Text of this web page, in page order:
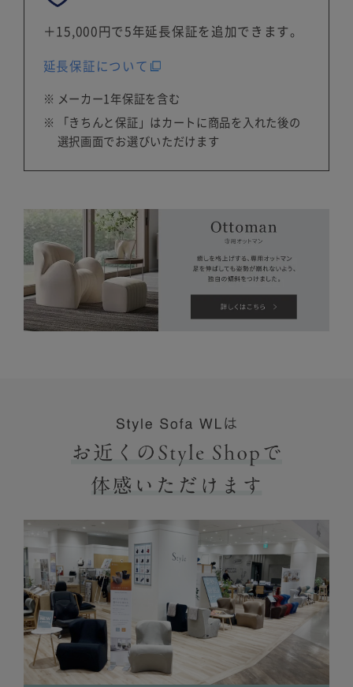
＋15,000円で5年延長保証を追加できます。
延長保証について
メーカー1年保証を含む
「きちんと保証」はカートに商品を入れた後の
選択画面でお選びいただけます